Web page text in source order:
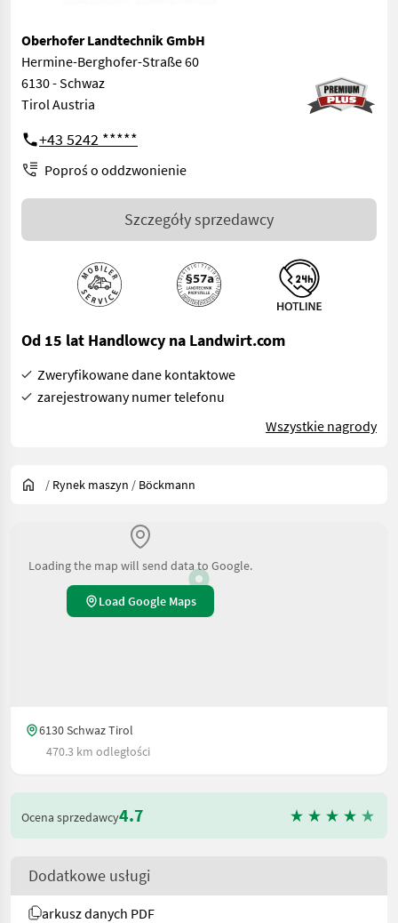
Oberhofer Landtechnik GmbH
Hermine-Berghofer-Straße 60
6130 - Schwaz
Tirol Austria
+43 5242 *****
Poproś o oddzwonienie
Szczegóły sprzedawcy
Od 15 lat Handlowcy na Landwirt.com
Zweryfikowane dane kontaktowe
zarejestrowany numer telefonu
Wszystkie nagrody
/ Rynek maszyn / Böckmann
Loading the map will send data to Google.
Load Google Maps
6130 Schwaz Tirol
470.3 km odległości
Ocena sprzedawcy4.7
Dodatkowe usługi
arkusz danych PDF